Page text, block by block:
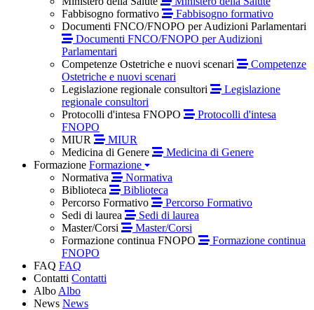
Fabbisogno formativo
Fabbisogno formativo
Documenti FNCO/FNOPO per Audizioni Parlamentari
Documenti FNCO/FNOPO per Audizioni
Parlamentari
Competenze Ostetriche e nuovi scenari
Competenze
Ostetriche e nuovi scenari
Legislazione regionale consultori
Legislazione
regionale consultori
Protocolli d'intesa FNOPO
Protocolli d'intesa
FNOPO
MIUR
MIUR
Medicina di Genere
Medicina di Genere
Formazione Formazione
Normativa
Normativa
Biblioteca
Biblioteca
Percorso Formativo
Percorso Formativo
Sedi di laurea
Sedi di laurea
Master/Corsi
Master/Corsi
Formazione continua FNOPO
Formazione continua
FNOPO
FAQ FAQ
Contatti Contatti
Albo Albo
News News